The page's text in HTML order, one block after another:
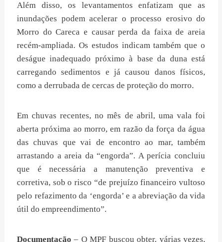
Além disso, os levantamentos enfatizam que as
inundações podem acelerar o processo erosivo do
Morro do Careca e causar perda da faixa de areia
recém-ampliada. Os estudos indicam também que o
deságue inadequado próximo à base da duna está
carregando sedimentos e já causou danos físicos,
como a derrubada de cercas de proteção do morro.
Em chuvas recentes, no mês de abril, uma vala foi
aberta próxima ao morro, em razão da força da água
das chuvas que vai de encontro ao mar, também
arrastando a areia da “engorda”. A perícia concluiu
que é necessária a manutenção preventiva e
corretiva, sob o risco “de prejuízo financeiro vultoso
pelo refazimento da ‘engorda’ e a abreviação da vida
útil do empreendimento”.
Documentação – O MPF buscou obter, várias vezes,